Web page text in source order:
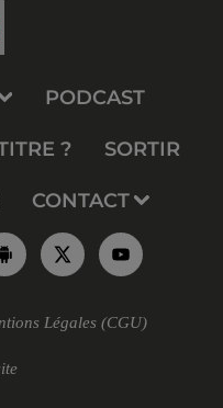
PODCAST
? SORTIR
CONTACT
Légales (CGU)